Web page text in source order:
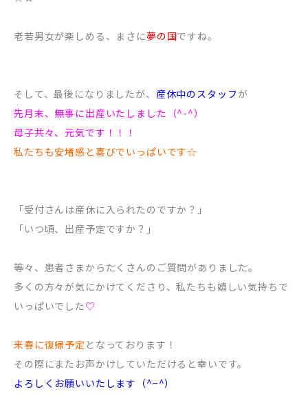
老若男女が楽しめる、まさに夢の国ですね。
そして、最後になりましたが、 産休中のスタッフ が
先月末、無事に出産いたしました（^-^）
母子共々、元気です！！！
私たちも安堵感と喜びでいっぱいです☆
「受付さんは産休に入られたのですか？」
「いつ頃、出産予定ですか？」
等々、患者さまからたくさんのご質問がありました。
多くの方々が気にかけてくださり、私たちも嬉しい気持ちで
いっぱいでした♡
来春に復帰予定 となっております！
その際にまたお声かけしていただけると幸いです。
よろしくお願いいたします（^−^）